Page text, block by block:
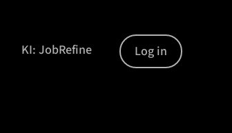
KI: JobRefine Log in